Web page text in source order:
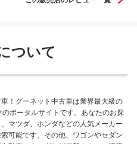
ついて
！グーネット中古車は業界最大級の
ポータルサイトです。あなたのお探
マツダ、ホンダなどの人気メーカー
可能です。その他、ワゴンやセダン